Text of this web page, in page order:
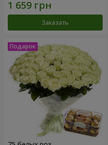
Заказать